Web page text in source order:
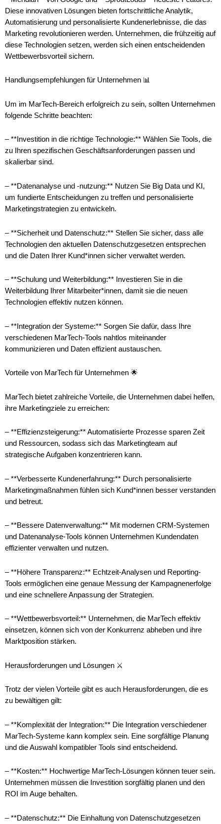
Diese innovativen Lösungen bieten fortschrittliche Analytik,
Automatisierung und personalisierte Kundenerlebnisse, die das
Marketing revolutionieren werden. Unternehmen, die frühzeitig auf
diese Technologien setzen, werden sich einen entscheidenden
Wettbewerbsvorteil sichern.
Handlungsempfehlungen für Unternehmen 📊
Um im MarTech-Bereich erfolgreich zu sein, sollten Unternehmen
folgende Schritte beachten:
– **Investition in die richtige Technologie:** Wählen Sie Tools, die
zu Ihren spezifischen Geschäftsanforderungen passen und
skalierbar sind.
– **Datenanalyse und -nutzung:** Nutzen Sie Big Data und KI,
um fundierte Entscheidungen zu treffen und personalisierte
Marketingstrategien zu entwickeln.
– **Sicherheit und Datenschutz:** Stellen Sie sicher, dass alle
Technologien den aktuellen Datenschutzgesetzen entsprechen
und die Daten Ihrer Kund*innen sicher verwaltet werden.
– **Schulung und Weiterbildung:** Investieren Sie in die
Weiterbildung Ihrer Mitarbeiter*innen, damit sie die neuen
Technologien effektiv nutzen können.
– **Integration der Systeme:** Sorgen Sie dafür, dass Ihre
verschiedenen MarTech-Tools nahtlos miteinander
kommunizieren und Daten effizient austauschen.
Vorteile von MarTech für Unternehmen 🌟
MarTech bietet zahlreiche Vorteile, die Unternehmen dabei helfen,
ihre Marketingziele zu erreichen:
– **Effizienzsteigerung:** Automatisierte Prozesse sparen Zeit
und Ressourcen, sodass sich das Marketingteam auf
strategische Aufgaben konzentrieren kann.
– **Verbesserte Kundenerfahrung:** Durch personalisierte
Marketingmaßnahmen fühlen sich Kund*innen besser verstanden
und betreut.
– **Bessere Datenverwaltung:** Mit modernen CRM-Systemen
und Datenanalyse-Tools können Unternehmen Kundendaten
effizienter verwalten und nutzen.
– **Höhere Transparenz:** Echtzeit-Analysen und Reporting-
Tools ermöglichen eine genaue Messung der Kampagnenerfolge
und eine schnellere Anpassung der Strategien.
– **Wettbewerbsvorteil:** Unternehmen, die MarTech effektiv
einsetzen, können sich von der Konkurrenz abheben und ihre
Marktposition stärken.
Herausforderungen und Lösungen ⚔️
Trotz der vielen Vorteile gibt es auch Herausforderungen, die es
zu bewältigen gilt:
– **Komplexität der Integration:** Die Integration verschiedener
MarTech-Systeme kann komplex sein. Eine sorgfältige Planung
und die Auswahl kompatibler Tools sind entscheidend.
– **Kosten:** Hochwertige MarTech-Lösungen können teuer sein.
Unternehmen müssen die Investition sorgfältig planen und den
ROI im Auge behalten.
– **Datenschutz:** Die Einhaltung von Datenschutzgesetzen